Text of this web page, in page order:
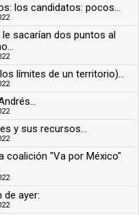
los candidatos: pocos...
le sacarían dos puntos al
límites de un territorio)...
y sus recursos...
coalición "Va por México"
de ayer: